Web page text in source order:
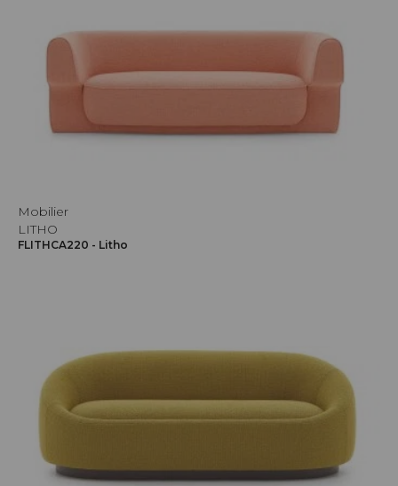
Mobilier
LITHO
FLITHCA220 - Litho